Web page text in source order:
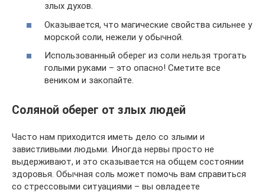
злых духов.
Оказывается, что магические свойства сильнее у
морской соли, нежели у обычной.
Использованный оберег из соли нельзя трогать
голыми руками – это опасно! Сметите все
веником и закопайте.
Соляной оберег от злых людей
Часто нам приходится иметь дело со злыми и
завистливыми людьми. Иногда нервы просто не
выдерживают, и это сказывается на общем состоянии
здоровья. Обычная соль может помочь вам справиться
со стрессовыми ситуациями – вы овладеете